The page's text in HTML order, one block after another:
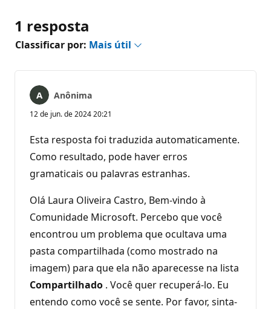
1 resposta
Classificar por: Mais útil
Anônima
12 de jun. de 2024 20:21
Esta resposta foi traduzida automaticamente.
Como resultado, pode haver erros
gramaticais ou palavras estranhas.
Olá Laura Oliveira Castro, Bem-vindo à
Comunidade Microsoft. Percebo que você
encontrou um problema que ocultava uma
pasta compartilhada (como mostrado na
imagem) para que ela não aparecesse na lista
Compartilhado . Você quer recuperá-lo. Eu
entendo como você se sente. Por favor, sinta-